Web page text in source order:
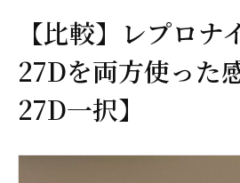
【比較】レプロナ
27Dを両方使った
27D一択】